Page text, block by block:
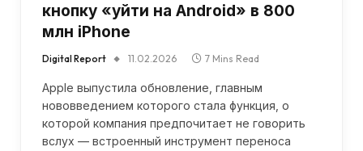
кнопку «уйти на Android» в 800
млн iPhone
Digital Report 11.02.2026 7 Mins Read
Apple выпустила обновление, главным
нововведением которого стала функция, о
которой компания предпочитает не говорить
вслух — встроенный инструмент переноса